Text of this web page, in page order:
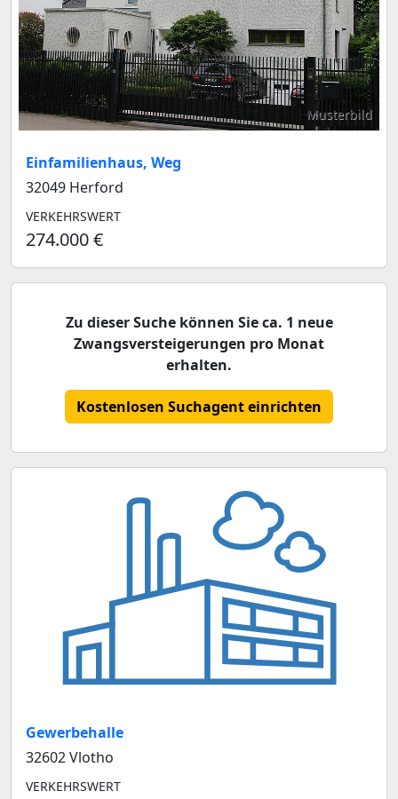
Musterbild
Einfamilienhaus, Weg
32049 Herford
VERKEHRSWERT
274.000 €
Zu dieser Suche können Sie ca. 1 neue
Zwangsversteigerungen pro Monat
erhalten.
Kostenlosen Suchagent einrichten
Gewerbehalle
32602 Vlotho
VERKEHRSWERT